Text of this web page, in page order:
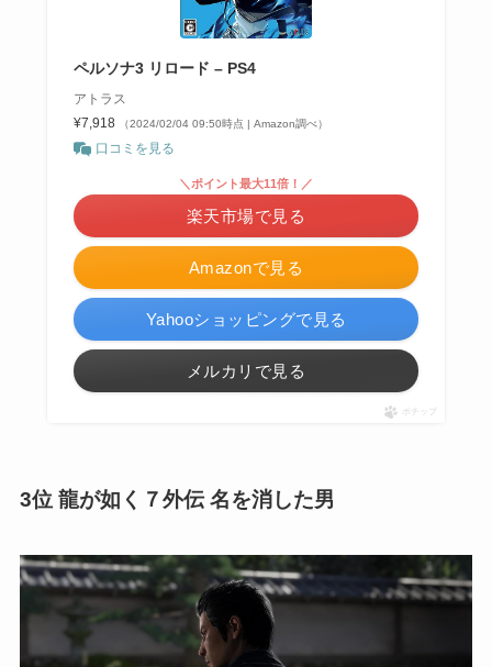
ペルソナ3 リロード – PS4
アトラス
¥7,918
（2024/02/04 09:50時点 | Amazon調べ）
口コミを見る
Amazonで見る
＼ポイント最大11倍！／
楽天市場で見る
Yahooショッピングで見る
メルカリで見る
ポチップ
3位 龍が如く７外伝 名を消した男